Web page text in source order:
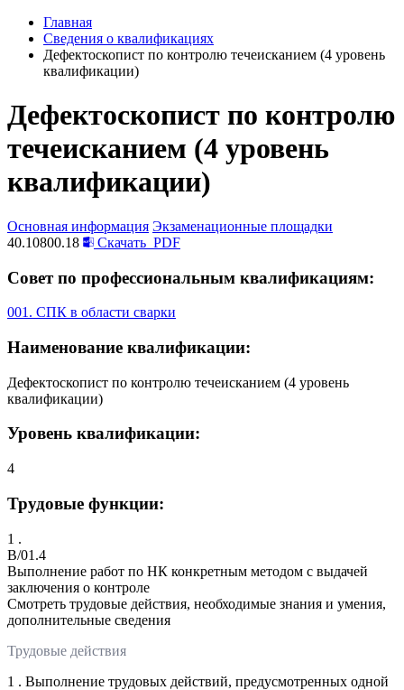
Главная
Сведения о квалификациях
Дефектоскопист по контролю течеисканием (4 уровень
квалификации)
Дефектоскопист по контролю
течеисканием (4 уровень
квалификации)
Основная информация Экзаменационные площадки
40.10800.18
Скачать PDF
Совет по профессиональным квалификациям:
001. СПК в области сварки
Наименование квалификации:
Дефектоскопист по контролю течеисканием (4 уровень
квалификации)
Уровень квалификации:
4
Трудовые функции:
1 .
B/01.4
Выполнение работ по НК конкретным методом с выдачей
заключения о контроле
Смотреть трудовые действия, необходимые знания и умения,
дополнительные сведения
Трудовые действия
1 . Выполнение трудовых действий, предусмотренных одной